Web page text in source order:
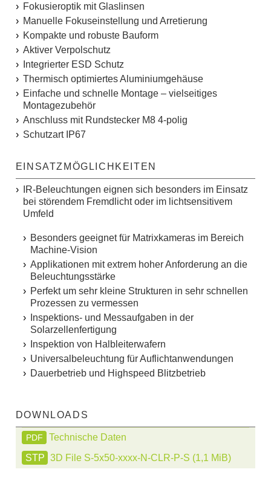
Fokusieroptik mit Glaslinsen
Manuelle Fokuseinstellung und Arretierung
Kompakte und robuste Bauform
Aktiver Verpolschutz
Integrierter ESD Schutz
Thermisch optimiertes Aluminiumgehäuse
Einfache und schnelle Montage – vielseitiges
Montagezubehör
Anschluss mit Rundstecker M8 4-polig
Schutzart IP67
EINSATZMÖGLICHKEITEN
IR-Beleuchtungen eignen sich besonders im Einsatz
bei störendem Fremdlicht oder im lichtsensitivem
Umfeld
Besonders geeignet für Matrixkameras im Bereich
Machine-Vision
Applikationen mit extrem hoher Anforderung an die
Beleuchtungsstärke
Perfekt um sehr kleine Strukturen in sehr schnellen
Prozessen zu vermessen
Inspektions- und Messaufgaben in der
Solarzellenfertigung
Inspektion von Halbleiterwafern
Universalbeleuchtung für Auflichtanwendungen
Dauerbetrieb und Highspeed Blitzbetrieb
DOWNLOADS
PDF
Technische Daten
3D File S-5x50-xxxx-N-CLR-P-S (1,1 MiB)